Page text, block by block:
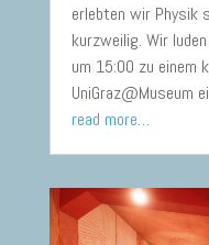
erlebten wir Physik
kurzweilig. Wir
um 15:00 zu einem
UniGraz@Museum
read more…